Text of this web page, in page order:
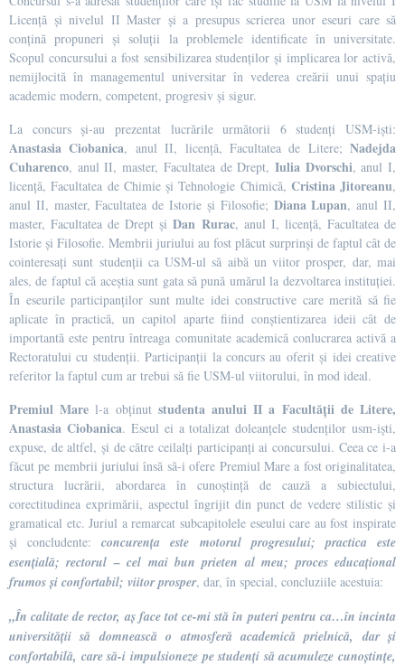
Licență și nivelul II Master și a presupus scrierea unor eseuri care să
conțină propuneri și soluții la problemele identificate în universitate.
Scopul concursului a fost sensibilizarea studenților și implicarea lor activă,
nemijlocită în managementul universitar în vederea creării unui spațiu
academic modern, competent, progresiv și sigur.
La concurs și-au prezentat lucrările următorii 6 studenți USM-iști:
Anastasia Ciobanica, anul II, licență, Facultatea de Litere; Nadejda
Cuharenco, anul II, master, Facultatea de Drept, Iulia Dvorschi, anul I,
licență, Facultatea de Chimie și Tehnologie Chimică, Cristina Jitoreanu,
anul II, master, Facultatea de Istorie și Filosofie; Diana Lupan, anul II,
master, Facultatea de Drept șiDan Rurac, anul I, licență, Facultatea de
Istorie și Filosofie. Membrii juriului au fost plăcut surprinși de faptul cât de
cointeresați sunt studenții ca USM-ul să aibă un viitor prosper, dar, mai
ales, de faptul că aceștia sunt gata să pună umărul la dezvoltarea instituției.
În eseurile participanților sunt multe idei constructive care merită să fie
aplicate în practică, un capitol aparte fiind conștientizarea ideii cât de
importantă este pentru întreaga comunitate academică conlucrarea activă a
Rectoratului cu studenții. Participanții la concurs au oferit și idei creative
referitor la faptul cum ar trebui să fie USM-ul viitorului, în mod ideal.
Premiul Mare l-a obținut studenta anului II a Facultății de Litere,
Anastasia Ciobanica. Eseul ei a totalizat doleanțele studenților usm-iști,
expuse, de altfel, și de către ceilalți participanți ai concursului. Ceea ce i-a
făcut pe membrii juriului însă să-i ofere Premiul Mare a fost originalitatea,
structura lucrării, abordarea în cunoștință de cauză a subiectului,
corectitudinea exprimării, aspectul îngrijit din punct de vedere stilistic și
gramatical etc. Juriul a remarcat subcapitolele eseului care au fost inspirate
și concludente:concurența este motorul progresului; practica este
esențială; rectorul – cel mai bun prieten al meu; proces educațional
frumos și confortabil; viitor prosper, dar, în special, concluziile acestuia:
„În calitate de rector, aș face tot ce-mi stă în puteri pentru ca…în incinta
universității să domnească o atmosferă academică prielnică, dar și
confortabilă, care să-i impulsioneze pe studenți să acumuleze cunoștințe,